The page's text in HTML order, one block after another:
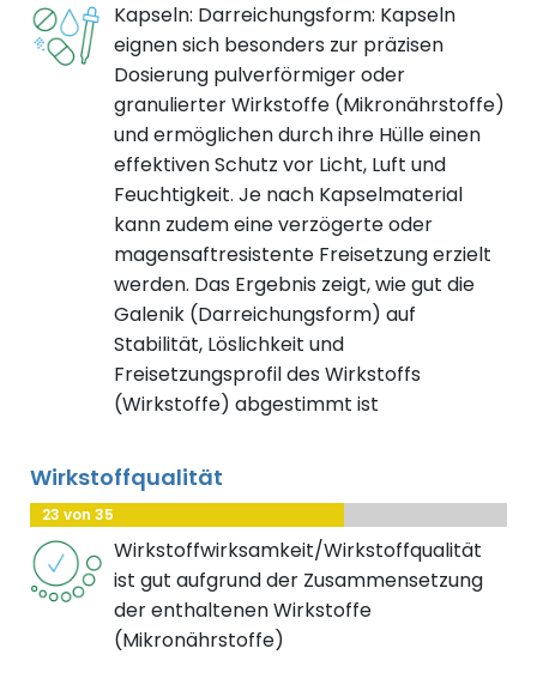
Kapseln: Darreichungsform: Kapseln
eignen sich besonders zur präzisen
Dosierung pulverförmiger oder
granulierter Wirkstoffe (Mikronährstoffe)
und ermöglichen durch ihre Hülle einen
effektiven Schutz vor Licht, Luft und
Feuchtigkeit. Je nach Kapselmaterial
kann zudem eine verzögerte oder
magensaftresistente Freisetzung erzielt
werden. Das Ergebnis zeigt, wie gut die
Galenik (Darreichungsform) auf
Stabilität, Löslichkeit und
Freisetzungsprofil des Wirkstoffs
(Wirkstoffe) abgestimmt ist
Wirkstoffqualität
23 von 35
Wirkstoffwirksamkeit/Wirkstoffqualität
ist gut aufgrund der Zusammensetzung
der enthaltenen Wirkstoffe
(Mikronährstoffe)